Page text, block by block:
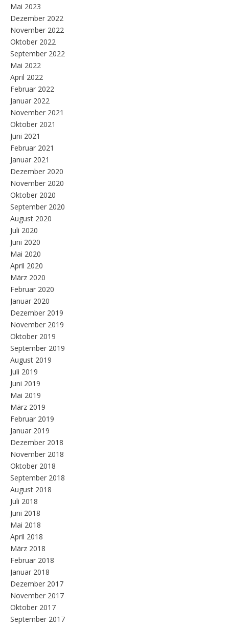
Mai 2023
Dezember 2022
November 2022
Oktober 2022
September 2022
Mai 2022
April 2022
Februar 2022
Januar 2022
November 2021
Oktober 2021
Juni 2021
Februar 2021
Januar 2021
Dezember 2020
November 2020
Oktober 2020
September 2020
August 2020
Juli 2020
Juni 2020
Mai 2020
April 2020
März 2020
Februar 2020
Januar 2020
Dezember 2019
November 2019
Oktober 2019
September 2019
August 2019
Juli 2019
Juni 2019
Mai 2019
März 2019
Februar 2019
Januar 2019
Dezember 2018
November 2018
Oktober 2018
September 2018
August 2018
Juli 2018
Juni 2018
Mai 2018
April 2018
März 2018
Februar 2018
Januar 2018
Dezember 2017
November 2017
Oktober 2017
September 2017